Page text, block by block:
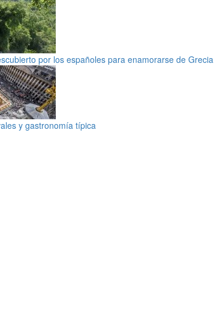
por los españoles para enamorarse de Grecia
y gastronomía típica